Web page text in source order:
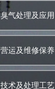
臭气处理及应用
营运及维修保养
技术及处理工艺